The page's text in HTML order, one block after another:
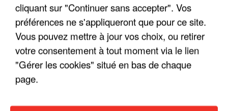
"ON A TOUS LE TRAC"
cliquant sur "Continuer sans accepter". Vos
préférences ne s'appliqueront que pour ce site.
Vous pouvez mettre à jour vos choix, ou retirer
votre consentement à tout moment via le lien
"Gérer les cookies" situé en bas de chaque
page.